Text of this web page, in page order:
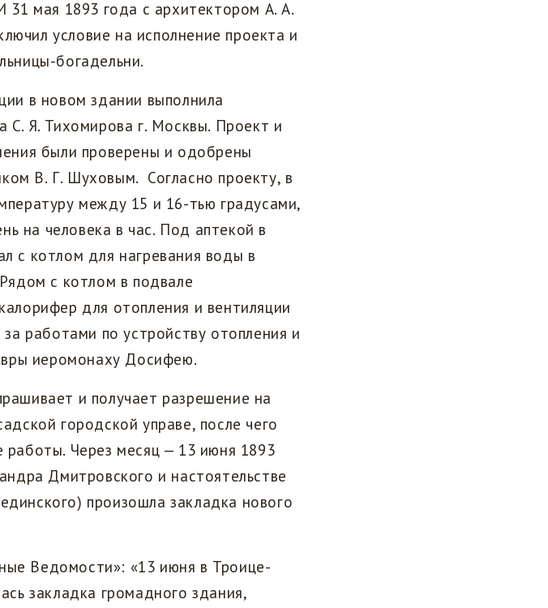
31 мая 1893 года с архитектором А. А.
условие на исполнение проекта и
богадельни.
в новом здании выполнила
С. Я. Тихомирова г. Москвы. Проект и
были проверены и одобрены
В. Г. Шуховым. Согласно проекту, в
между 15 и 16-тью градусами,
на человека в час. Под аптекой в
с котлом для нагревания воды в
с котлом в подвале
для отопления и вентиляции
работами по устройству отопления и
иеромонаху Досифею.
и получает разрешение на
городской управе, после чего
Через месяц — 13 июня 1893
Дмитровского и настоятельстве
произошла закладка нового
Ведомости»: «13 июня в Троице-
закладка громадного здания,